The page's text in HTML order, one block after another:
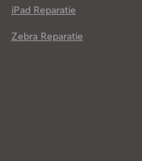
iPad Reparatie
Zebra Reparatie